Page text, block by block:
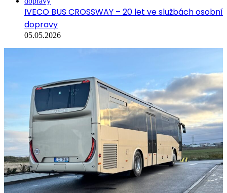
IVECO BUS CROSSWAY – 20 let ve službách osobní
dopravy
05.05.2026